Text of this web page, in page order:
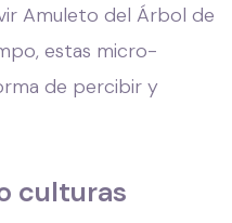
Amuleto del Árbol de
estas micro-
de percibir y
culturas